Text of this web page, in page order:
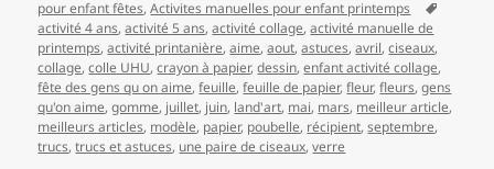
pour enfant fêtes,Activites manuelles pour enfant printemps
activité 4 ans,activité 5 ans,activité collage,activité manuelle de
printemps,activité printanière,aime,aout,astuces,avril,ciseaux,
collage,colle UHU,crayon à papier,dessin,enfant activité collage,
fête des gens qu on aime,feuille,feuille de papier,fleur,fleurs,gens
qu'on aime,gomme, juillet, juin, land'art, mai, mars, meilleur article,
meilleurs articles, modèle, papier, poubelle, récipient,septembre,
trucs,trucs et astuces, une paire de ciseaux,verre